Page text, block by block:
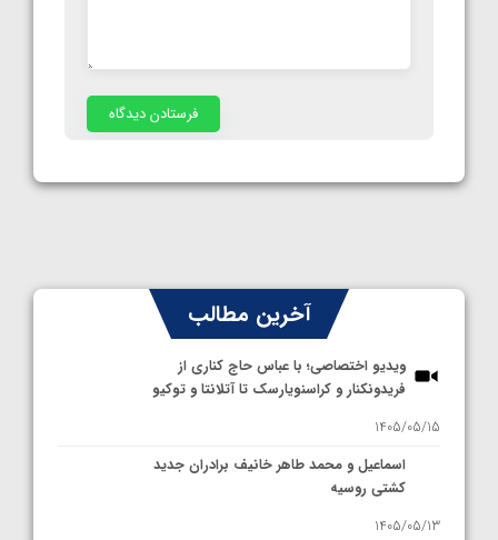
آخرین مطالب
ویدیو اختصاصی؛ با عباس حاج کناری از
فریدونکنار و کراسنویارسک تا آتلانتا و توکیو
1405/05/15
اسماعیل و محمد طاهر خانیف برادران جدید
کشتی روسیه
1405/05/13